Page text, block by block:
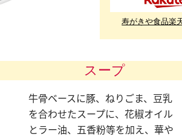
寿がきや食品楽
スープ
牛骨ベースに豚、ねりごま、豆乳
を合わせたスープに、花椒オイル
とラー油、五香粉等を加え、華や